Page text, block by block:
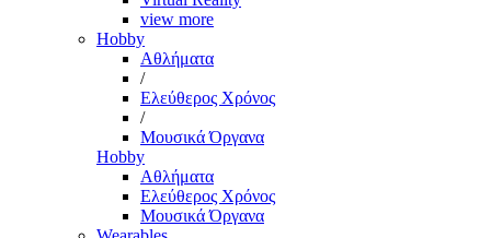
view more
Hobby
Αθλήματα
/
Ελεύθερος Χρόνος
/
Μουσικά Όργανα
Hobby
Αθλήματα
Ελεύθερος Χρόνος
Μουσικά Όργανα